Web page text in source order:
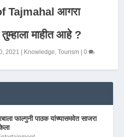
Tajmahal आगरा
माहीत आहे ?
2021 Knowledge,Tourism |0
फाल्गुनी पाठक यांच्यासमवेत साजरा